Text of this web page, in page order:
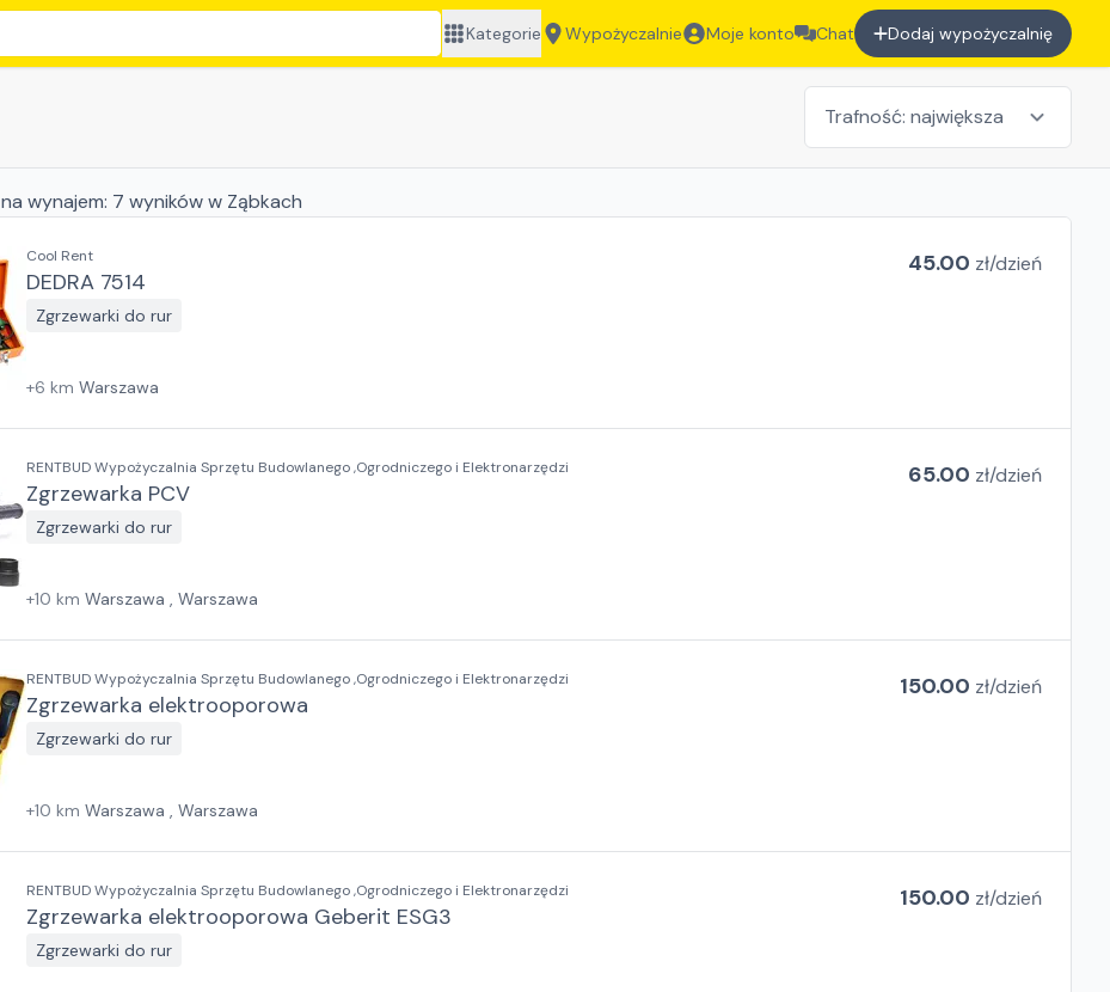
Kategorie Wypożyczalnie Moje konto Chat Dodaj wypożyczalnię
na wynajem: 7 wynikóww Ząbkach
Cool Rent
DEDRA 7514
Zgrzewarki do rur
45.00 zł/dzień
+6 km Warszawa
RENTBUD Wypożyczalnia Sprzętu Budowlanego ,Ogrodniczego i Elektronarzędzi
Zgrzewarka PCV
Zgrzewarki do rur
65.00 zł/dzień
+10 km Warszawa , Warszawa
RENTBUD Wypożyczalnia Sprzętu Budowlanego ,Ogrodniczego i Elektronarzędzi
Zgrzewarka elektrooporowa
Zgrzewarki do rur
150.00 zł/dzień
+10 km Warszawa , Warszawa
RENTBUD Wypożyczalnia Sprzętu Budowlanego ,Ogrodniczego i Elektronarzędzi
Zgrzewarka elektrooporowa Geberit ESG3
Zgrzewarki do rur
150.00 zł/dzień